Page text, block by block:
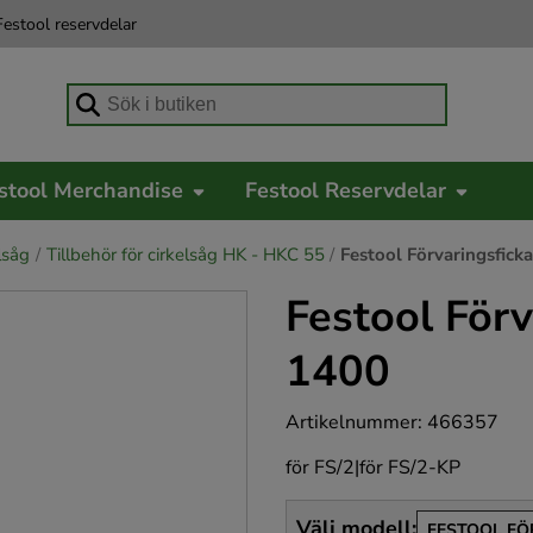
reservdelar
Börja skriva för att söka
Merchandise Festool Reservdelar
Tillbehör för cirkelsåg HK - HKC 55 Festool
Festool
1400
Artikelnummer: 466357
för FS/2|för FS/2-KP